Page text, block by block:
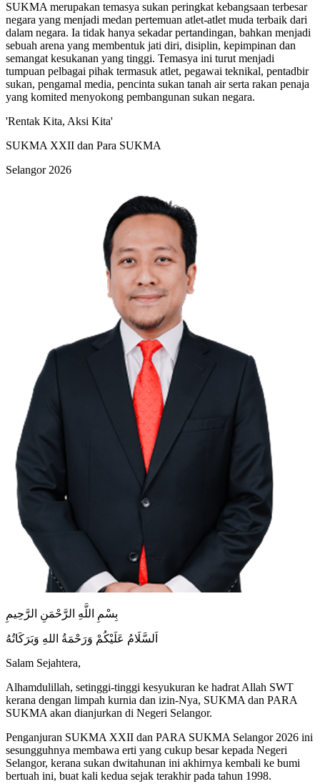
SUKMA merupakan temasya sukan peringkat kebangsaan terbesar
negara yang menjadi medan pertemuan atlet-atlet muda terbaik dari
dalam negara. Ia tidak hanya sekadar pertandingan, bahkan menjadi
sebuah arena yang membentuk jati diri, disiplin, kepimpinan dan
semangat kesukanan yang tinggi. Temasya ini turut menjadi
tumpuan pelbagai pihak termasuk atlet, pegawai teknikal, pentadbir
sukan, pengamal media, pencinta sukan tanah air serta rakan penaja
yang komited menyokong pembangunan sukan negara.
'Rentak Kita, Aksi Kita'
SUKMA XXII dan Para SUKMA
Selangor 2026
بِسْمِ اللَّهِ الرَّحْمَنِ الرَّحِيمِ
اَلسَّلَامُ عَلَيْكُمْ وَرَحْمَةُ اللهِ وَبَرَكَاتُهُ
Salam Sejahtera,
Alhamdulillah, setinggi-tinggi kesyukuran ke hadrat Allah SWT
kerana dengan limpah kurnia dan izin-Nya, SUKMA dan PARA
SUKMA akan dianjurkan di Negeri Selangor.
Penganjuran SUKMA XXII dan PARA SUKMA Selangor 2026 ini
sesungguhnya membawa erti yang cukup besar kepada Negeri
Selangor, kerana sukan dwitahunan ini akhirnya kembali ke bumi
bertuah ini, buat kali kedua sejak terakhir pada tahun 1998.